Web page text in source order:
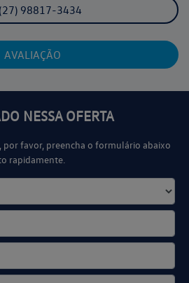
NESSA OFERTA
por favor, preencha o formulário abaixo
rapidamente.
(27) 98817-3434
AVALIAÇÃO